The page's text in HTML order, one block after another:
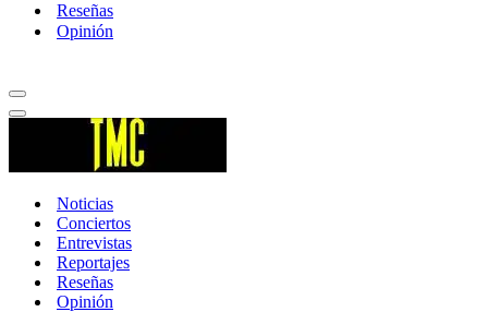
Reseñas
Opinión
Menú
de
Menú
Noticias
Conciertos
Entrevistas
Reportajes
Reseñas
Opinión